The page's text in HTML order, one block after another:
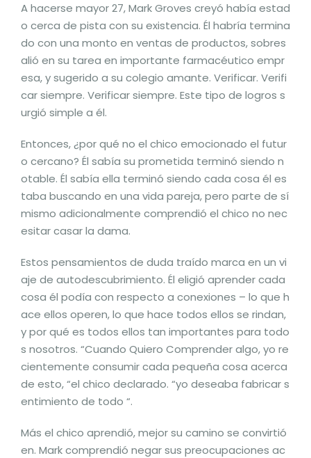
A hacerse mayor 27, Mark Groves creyó había estad
o cerca de pista con su existencia. Él habría termina
do con una monto en ventas de productos, sobres
alió en su tarea en importante farmacéutico empr
esa, y sugerido a su colegio amante. Verificar. Verifi
car siempre. Verificar siempre. Este tipo de logros s
urgió simple a él.
Entonces, ¿por qué no el chico emocionado el futur
o cercano? Él sabía su prometida terminó siendo n
otable. Él sabía ella terminó siendo cada cosa él es
taba buscando en una vida pareja, pero parte de sí
mismo adicionalmente comprendió el chico no nec
esitar casar la dama.
Estos pensamientos de duda traído marca en un vi
aje de autodescubrimiento. Él eligió aprender cada
cosa él podía con respecto a conexiones – lo que h
ace ellos operen, lo que hace todos ellos se rindan,
y por qué es todos ellos tan importantes para todo
s nosotros. “Cuando Quiero Comprender algo, yo re
cientemente consumir cada pequeña cosa acerca
de esto, “el chico declarado. “yo deseaba fabricar s
entimiento de todo “.
Más el chico aprendió, mejor su camino se convirtió
en. Mark comprendió negar sus preocupaciones ac